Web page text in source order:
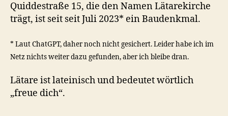
Quiddestraße 15, die den Namen Lätarekirche
trägt, ist seit seit Juli 2023* ein Baudenkmal.
* Laut ChatGPT, daher noch nicht gesichert. Leider habe ich im
Netz nichts weiter dazu gefunden, aber ich bleibe dran.
Lätare ist lateinisch und bedeutet wörtlich
„freue dich“.